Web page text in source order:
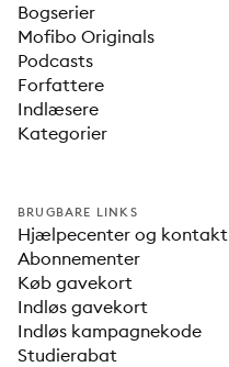
Bogserier
Mofibo Originals
Podcasts
Forfattere
Indlæsere
Kategorier
BRUGBARE LINKS
Hjælpecenter og kontakt
Abonnementer
Køb gavekort
Indløs gavekort
Indløs kampagnekode
Studierabat